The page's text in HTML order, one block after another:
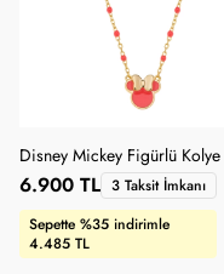
Disney Mickey Figürlü Kolye
Sepette %35 indirimle
4.485 TL
6.900 TL 3 Taksit İmkanı